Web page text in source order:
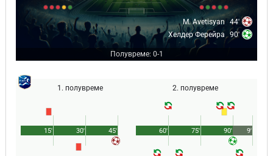
M. Avetisyan
44'
Хелдер Ферейра
90'
Полувреме: 0-1
1. полувреме
45'
15' 30'
2. полувреме
90'
60' 75' 9'